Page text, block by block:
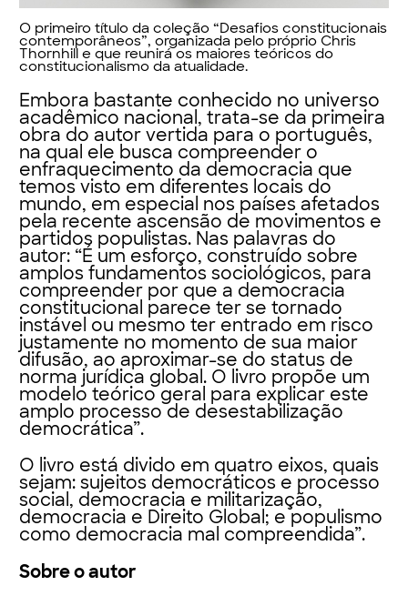
O primeiro título da coleção “Desafios constitucionais
contemporâneos”, organizada pelo próprio Chris
Thornhill e que reunirá os maiores teóricos do
constitucionalismo da atualidade.
Embora bastante conhecido no universo
acadêmico nacional, trata-se da primeira
obra do autor vertida para o português,
na qual ele busca compreender o
enfraquecimento da democracia que
temos visto em diferentes locais do
mundo, em especial nos países afetados
pela recente ascensão de movimentos e
partidos populistas. Nas palavras do
autor: “É um esforço, construído sobre
amplos fundamentos sociológicos, para
compreender por que a democracia
constitucional parece ter se tornado
instável ou mesmo ter entrado em risco
justamente no momento de sua maior
difusão, ao aproximar-se do status de
norma jurídica global. O livro propõe um
modelo teórico geral para explicar este
amplo processo de desestabilização
democrática”.
O livro está divido em quatro eixos, quais
sejam: sujeitos democráticos e processo
social, democracia e militarização,
democracia e Direito Global; e populismo
como democracia mal compreendida”.
Sobre o autor